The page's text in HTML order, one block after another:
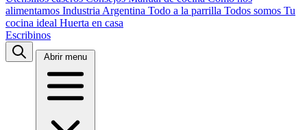
alimentamos Industria Argentina Todo a la parrilla Todos somos Tu
cocina ideal Huerta en casa
Escribinos
Abrir menu